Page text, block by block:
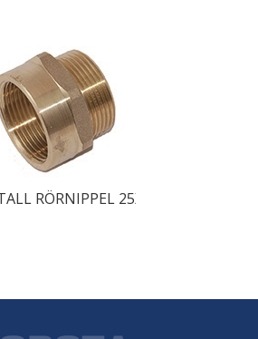
RÖRNIPPEL 25X20